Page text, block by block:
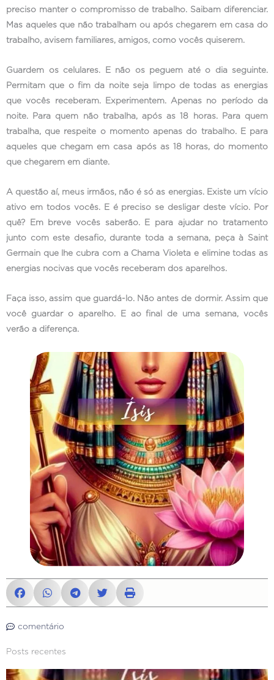
preciso manter o compromisso de trabalho. Saibam diferenciar.
Mas aqueles que não trabalham ou após chegarem em casa do
trabalho, avisem familiares, amigos, como vocês quiserem.
Guardem os celulares. E não os peguem até o dia seguinte.
Permitam que o fim da noite seja limpo de todas as energias
que vocês receberam. Experimentem. Apenas no período da
noite. Para quem não trabalha, após as 18 horas. Para quem
trabalha, que respeite o momento apenas do trabalho. E para
aqueles que chegam em casa após as 18 horas, do momento
que chegarem em diante.
A questão aí, meus irmãos, não é só as energias. Existe um vício
ativo em todos vocês. E é preciso se desligar deste vício. Por
quê? Em breve vocês saberão. E para ajudar no tratamento
junto com este desafio, durante toda a semana, peça à Saint
Germain que lhe cubra com a Chama Violeta e elimine todas as
energias nocivas que vocês receberam dos aparelhos.
Faça isso, assim que guardá-lo. Não antes de dormir. Assim que
você guardar o aparelho. E ao final de uma semana, vocês
verão a diferença.
comentário
Posts recentes